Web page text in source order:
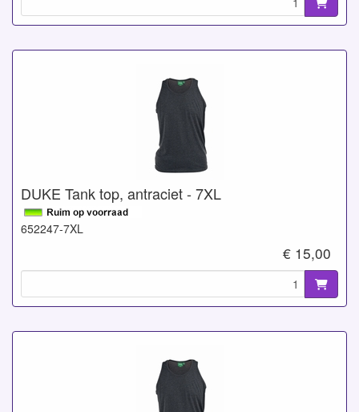
DUKE Tank top, antraciet - 7XL
652247-7XL
€ 15,00